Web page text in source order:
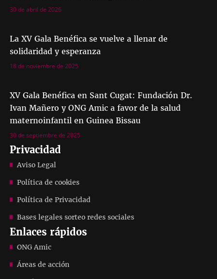
30 de abril de 2026
La XV Gala Benéfica se vuelve a llenar de
solidaridad y esperanza
18 de noviembre de 2025
XV Gala Benéfica en Sant Cugat: Fundación Dr.
Ivan Mañero y ONG Amic a favor de la salud
maternoinfantil en Guinea Bissau
30 de septiembre de 2025
Privacidad
Aviso Legal
Política de cookies
Política de Privacidad
Bases legales sorteo redes sociales
Enlaces rápidos
ONG Amic
Áreas de acción